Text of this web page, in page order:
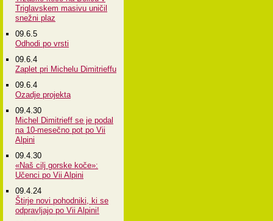
Triglavskem masivu uničil
snežni plaz
09.6.5
Odhodi po vrsti
09.6.4
Zaplet pri Michelu Dimitrieffu
09.6.4
Ozadje projekta
09.4.30
Michel Dimitrieff se je podal
na 10-mesečno pot po Vii
Alpini
09.4.30
«Naš cilj gorske koče»:
Učenci po Vii Alpini
09.4.24
Štirje novi pohodniki, ki se
odpravljajo po Vii Alpini!